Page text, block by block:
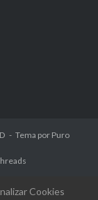
Tema por Puro
Cookies